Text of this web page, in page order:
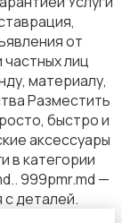
от
лиц
материалу,
Разместить
быстро и
аксессуары
в категории
999pmr.md —
с деталей.